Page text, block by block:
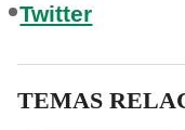
Twitter
TEMAS